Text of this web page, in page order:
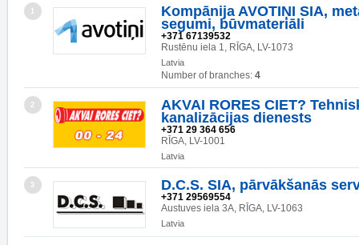
1
Kompānija AVOTIŅI SIA,
segumi, būvmateriāli
+371 67139532
Rustēnu iela 1, RĪGA, LV-1073
Latvia
Number of branches: 4
2
AKVAI RORES CIET?
kanalizācijas dienests
+371 29 364 656
RĪGA, LV-1001
Latvia
3 D.C.S. SIA, pārvākšanās
+371 29569554
Austuves iela 3A, RĪGA, LV-1063
Latvia